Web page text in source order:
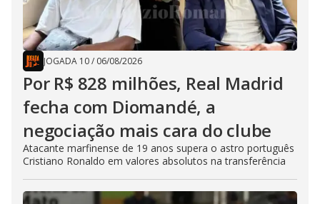
JOGADA 10/ 06/08/2026
Por R$ 828 milhões, Real Madrid
fecha com Diomandé, a
negociação mais cara do clube
Atacante marfinense de 19 anos supera o astro português
Cristiano Ronaldo em valores absolutos na transferência